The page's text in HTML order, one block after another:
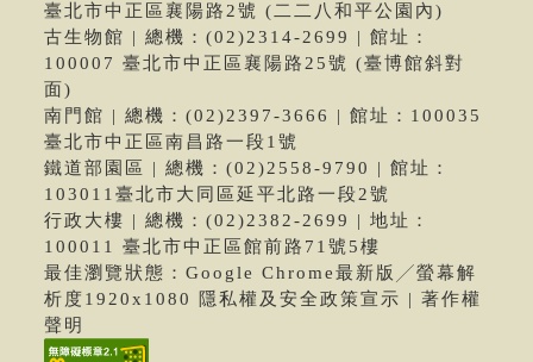
臺北市中正區襄陽路2號 (二二八和平公園內)
古生物館 | 總機：(02)2314-2699 | 館址：
100007 臺北市中正區襄陽路25號 (臺博館斜對
面)
南門館 | 總機：(02)2397-3666 | 館址：100035
臺北市中正區南昌路一段1號
鐵道部園區 | 總機：(02)2558-9790 | 館址：
103011臺北市大同區延平北路一段2號
行政大樓 | 總機：(02)2382-2699 | 地址：
100011 臺北市中正區館前路71號5樓
最佳瀏覽狀態：Google Chrome最新版╱螢幕解
析度1920x1080 隱私權及安全政策宣示 | 著作權
聲明